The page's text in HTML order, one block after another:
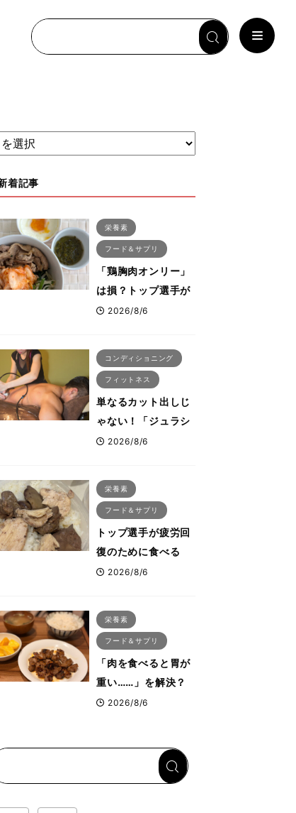
着記事
栄養素
フード＆サプリ
「鶏胸肉オンリー」
は損？トップ選手が
実践する疲労を残さ
活コンボ
2026/8/6
コンディショニング
フィットネス
単なるカット出しじ
ゃない！「ジュラシ
ック筋膜リリース」
ットした納得の理
由 木澤大祐が解説
2026/8/6
栄養素
フード＆サプリ
トップ選手が疲労回
復のために食べる
「リカバリー飯」と
た鶏レバー活用法
2026/8/6
栄養素
フード＆サプリ
「肉を食べると胃が
重い……」を解決？
トップボディビルダ
2026/8/6